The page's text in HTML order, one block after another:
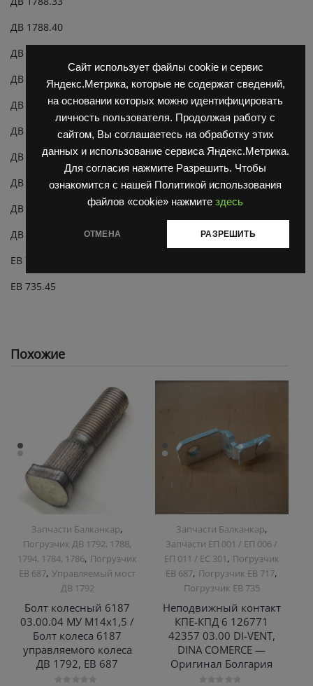
Сайт использует файлы cookie и сервис
Яндекс.Метрика, которые не содержат сведений,
на основании которых можно идентифицировать
личность пользователя. Продолжая работу с
сайтом, Вы соглашаетесь на обработку этих
данных и использование сервиса Яндекс.Метрика.
Для согласия нажмите Разрешить. Чтобы
ознакомится с нашей Политикой использования
файлов «cookie» нажмите здесь
ОТМЕНА РАЗРЕШИТЬ
ДВ 1788.40
ДВ 1788.45
ДВ 1792.28
ДВ 1792.33
ДВ 1792.40
ДВ 1792.45
ДВ 1794.33
ДВ 1794.40
ДВ 1794.45
ЕВ 735.33
ЕВ 735.45
Похожие
Запчасти Балканкар,
Погрузчик ДВ 1792, 1788,
1794, 1784, 1786, Погрузчик
ЕВ 687,Управляемый мост
ДВ 1792
Болт колесный 6187
03.00.04 МУ М14х1,5 /
Болт колеса 6187
управляемого колеса
ДВ 1792, ЕВ 687
Запчасти Балканкар,
Запчасти ЕП 001 / ЕП 006 /
ЕП 011 / ЕС 301, Погрузчик
ЕВ 687, Погрузчик ЕВ 717,
Погрузчик ЕВ 735
Неподвижный контакт
КПЕ-КПД 6 126771
42357 03.00 DI-VENT,
DINA COMERCE —
Оригинал Болгария